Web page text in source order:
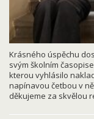
Krásného úspěchu
svým školním
kterou vyhlásilo
napínavou četbou v
děkujeme za skvělou